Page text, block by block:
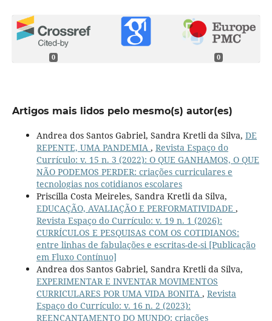
0 0
Artigos mais lidos pelo mesmo(s) autor(es)
Andrea dos Santos Gabriel, Sandra Kretli da Silva, DE
REPENTE, UMA PANDEMIA , Revista Espaço do
Currículo: v. 15 n. 3 (2022): O QUE GANHAMOS, O QUE
NÃO PODEMOS PERDER: criações curriculares e
tecnologias nos cotidianos escolares
Priscilla Costa Meireles, Sandra Kretli da Silva,
EDUCAÇÃO, AVALIAÇÃO E PERFORMATIVIDADE ,
Revista Espaço do Currículo: v. 19 n. 1 (2026):
CURRÍCULOS E PESQUISAS COM OS COTIDIANOS:
entre linhas de fabulações e escritas-de-si [Publicação
em Fluxo Contínuo]
Andrea dos Santos Gabriel, Sandra Kretli da Silva,
EXPERIMENTAR E INVENTAR MOVIMENTOS
CURRICULARES POR UMA VIDA BONITA , Revista
Espaço do Currículo: v. 16 n. 2 (2023):
REENCANTAMENTO DO MUNDO: criações